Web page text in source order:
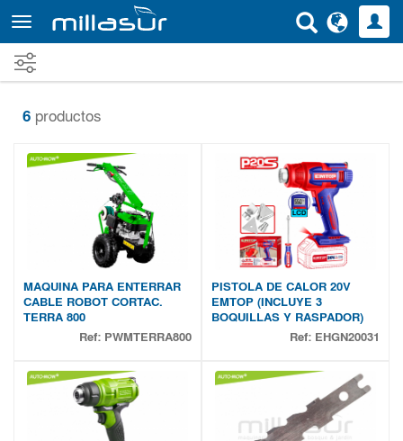
contenido
principal
6 productos
MAQUINA PARA ENTERRAR
CABLE ROBOT CORTAC.
TERRA 800
Ref: PWMTERRA800
PISTOLA DE CALOR 20V
EMTOP (INCLUYE 3
BOQUILLAS Y RASPADOR)
Ref: EHGN20031